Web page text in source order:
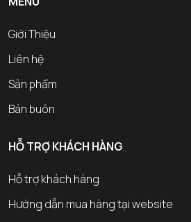
Giới Thiệu
Liên hệ
Sản phẩm
Bán buôn
HỖ TRỢ KHÁCH HÀNG
Hỗ trợ khách hàng
Hướng dẫn mua hàng tại website